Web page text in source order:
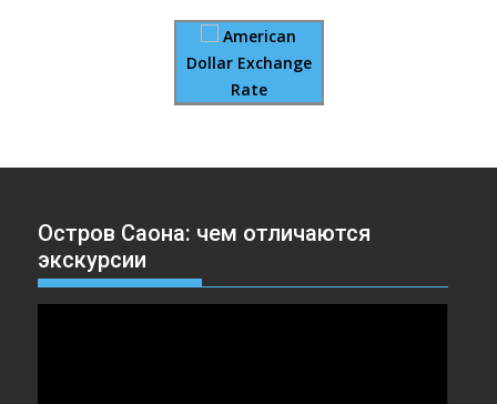
American
Dollar Exchange
Rate
Остров Саона: чем отличаются
экскурсии